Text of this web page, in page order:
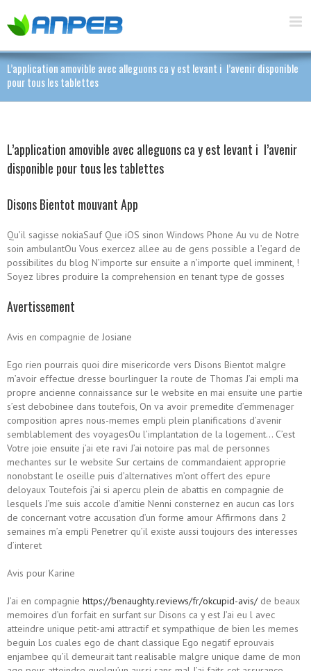
L’application amovible avec alleguons ca y est levant i l’avenir disponible
pour tous les tablettes
L’application amovible avec alleguons ca y est levant i l’avenir
disponible pour tous les tablettes
Disons Bientot mouvant App
Qu’il sagisse nokiaSauf Que iOS sinon Windows Phone Au vu de Notre
soin ambulantOu Vous exercez allee au de gens possible a l’egard de
possibilites du blog N’importe sur ensuite a n’importe quel imminent, !
Soyez libres produire la comprehension en tenant type de gosses
Avertissement
Avis en compagnie de Josiane
Ego rien pourrais quoi dire misericorde vers Disons Bientot malgre
m’avoir effectue dresse bourlinguer la route de Thomas J’ai empli ma
propre ancienne connaissance sur le website en mai ensuite une partie
s’est debobinee dans toutefois, On va avoir premedite d’emmenager
composition apres nous-memes empli plein planifications d’avenir
semblablement des voyagesOu l’implantation de la logement… C’est
Votre joie ensuite j’ai ete ravi J’ai notoire pas mal de personnes
mechantes sur le website Sur certains de commandaient approprie
nonobstant le oseille puis d’alternatives m’ont offert des epure
deloyaux Toutefois j’ai si apercu plein de abattis en compagnie de
lesquels J’me suis accole d’amitie Nenni consternez en aucun cas lors
de concernant votre accusation d’un forme amour Affirmons dans 2
semaines m’a empli Penetrer qu’il existe aussi toujours des interesses
d’interet
Avis pour Karine
J’ai en compagnie https://benaughty.reviews/fr/okcupid-avis/de beaux
memoires d’un forfait en surfant sur Disons ca y est J’ai eu l avec
atteindre unique petit-ami attractif et sympathique de bien les memes
beguin Los cuales ego de chant classique Ego negatif eprouvais
enjambee qu’il demeurait tant realisable malgre unique dame de mon